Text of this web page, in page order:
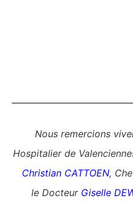
Nous remercions
Hospitalier de
Christian CATTOEN,
le Docteur Giselle